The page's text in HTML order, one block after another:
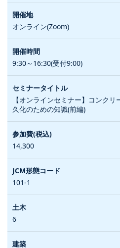
オンライン(Zoom)
9:30～16:30(受付9:00)
【オンラインセミナー】コンク
久化のための知識(前編)
14,300
101-1
6